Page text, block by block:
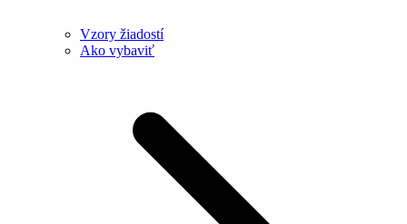
Vzory žiadostí
Ako vybaviť